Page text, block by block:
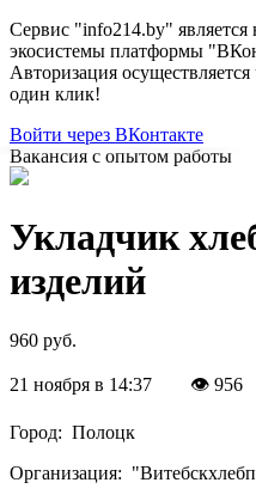
Сервис "info214.by" является
экосистемы платформы
Авторизация
один клик!
Войти через ВКонтакте
Вакансия с опытом работы
Укладчик
изделий
960 руб.
21 ноября в 14:37 👁 956
Город: Полоцк
Организация: